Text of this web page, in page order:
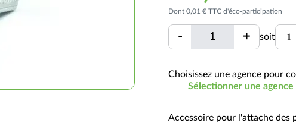
Dont 0,01 € TTC d'éco-participation
Quantité
- Quantité+ soit
Choisissez une agence pour
Sélectionner une agence
Accessoire pour l'attache des